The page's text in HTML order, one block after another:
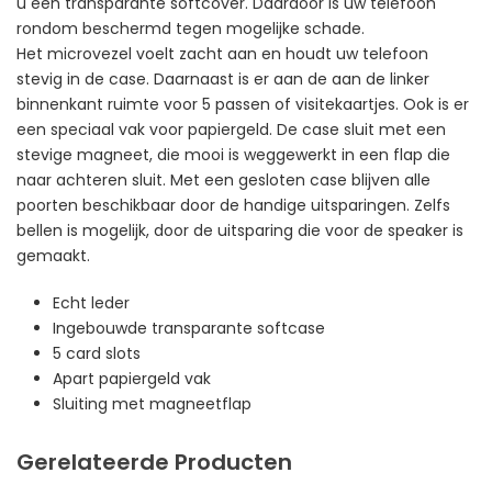
rondom beschermd tegen mogelijke schade.
Het microvezel voelt zacht aan en houdt uw telefoon
stevig in de case. Daarnaast is er aan de aan de linker
binnenkant ruimte voor 5 passen of visitekaartjes. Ook is er
een speciaal vak voor papiergeld. De case sluit met een
stevige magneet, die mooi is weggewerkt in een flap die
naar achteren sluit. Met een gesloten case blijven alle
poorten beschikbaar door de handige uitsparingen. Zelfs
bellen is mogelijk, door de uitsparing die voor de speaker is
gemaakt.
Echt leder
Ingebouwde transparante softcase
5 card slots
Apart papiergeld vak
Sluiting met magneetflap
Gerelateerde Producten